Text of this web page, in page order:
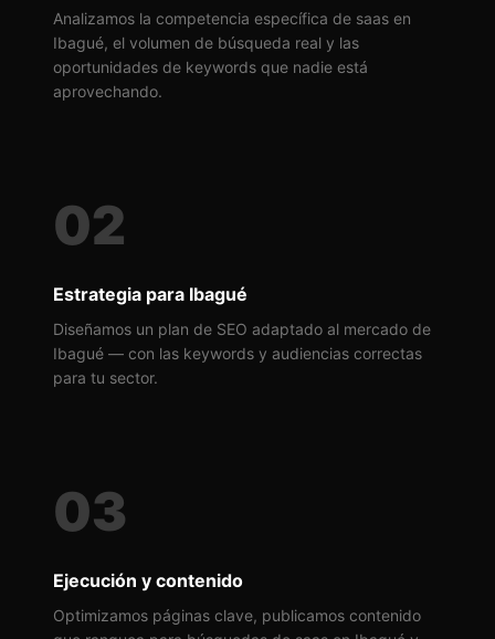
Analizamos la competencia específica de saas en
Ibagué, el volumen de búsqueda real y las
oportunidades de keywords que nadie está
aprovechando.
02
Estrategia para Ibagué
Diseñamos un plan de SEO adaptado al mercado de
Ibagué — con las keywords y audiencias correctas
para tu sector.
03
Ejecución y contenido
Optimizamos páginas clave, publicamos contenido